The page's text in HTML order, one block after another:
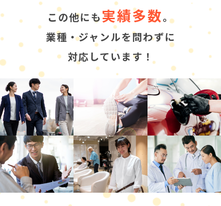
この他にも 実績多数。
業種・ジャンルを問わずに
対応しています！